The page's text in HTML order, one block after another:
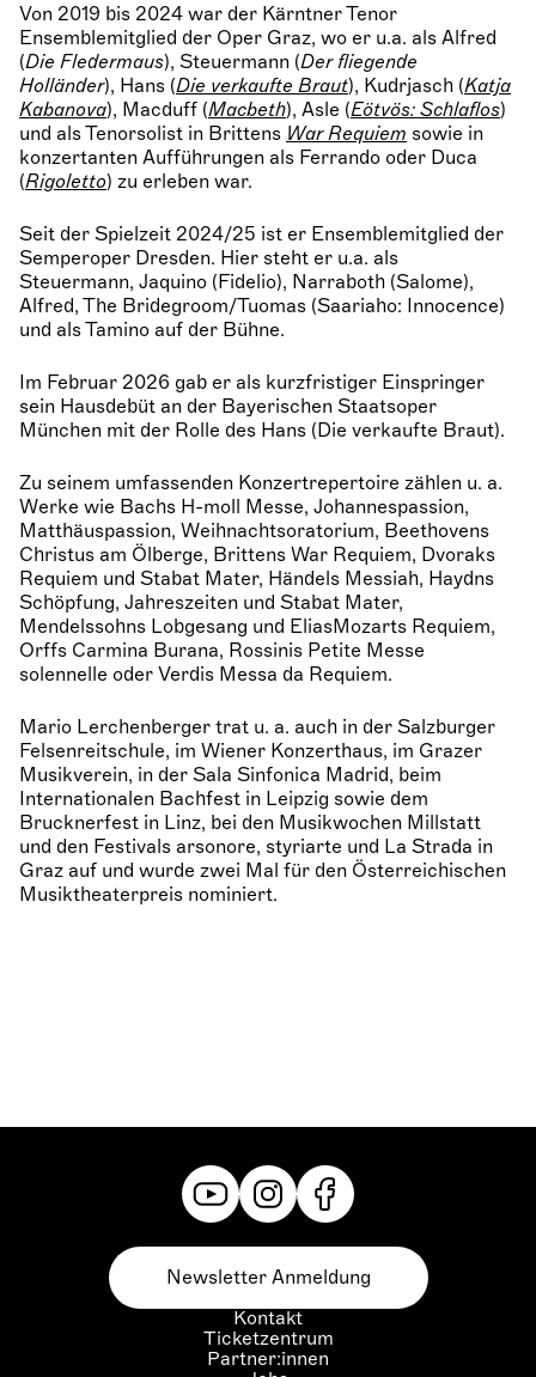
Von 2019 bis 2024 war der Kärntner Tenor
Ensemblemitglied der Oper Graz, wo er u.a. als Alfred
(Die Fledermaus), Steuermann (Der fliegende
Holländer), Hans (Die verkaufte Braut), Kudrjasch (Katja
Kabanova), Macduff (Macbeth), Asle (Eötvös: Schlaflos)
und als Tenorsolist in Brittens War Requiem sowie in
konzertanten Aufführungen als Ferrando oder Duca
(Rigoletto) zu erleben war.
Seit der Spielzeit 2024/25 ist er Ensemblemitglied der
Semperoper Dresden. Hier steht er u.a. als
Steuermann, Jaquino (Fidelio), Narraboth (Salome),
Alfred, The Bridegroom/Tuomas (Saariaho: Innocence)
und als Tamino auf der Bühne.
Im Februar 2026 gab er als kurzfristiger Einspringer
sein Hausdebüt an der Bayerischen Staatsoper
München mit der Rolle des Hans (Die verkaufte Braut).
Zu seinem umfassenden Konzertrepertoire zählen u. a.
Werke wie Bachs H-moll Messe, Johannespassion,
Matthäuspassion, Weihnachtsoratorium, Beethovens
Christus am Ölberge, Brittens War Requiem, Dvoraks
Requiem und Stabat Mater, Händels Messiah, Haydns
Schöpfung, Jahreszeiten und Stabat Mater,
Mendelssohns Lobgesang und EliasMozarts Requiem,
Orffs Carmina Burana, Rossinis Petite Messe
solennelle oder Verdis Messa da Requiem.
Mario Lerchenberger trat u. a. auch in der Salzburger
Felsenreitschule, im Wiener Konzerthaus, im Grazer
Musikverein, in der Sala Sinfonica Madrid, beim
Internationalen Bachfest in Leipzig sowie dem
Brucknerfest in Linz, bei den Musikwochen Millstatt
und den Festivals arsonore, styriarte und La Strada in
Graz auf und wurde zwei Mal für den Österreichischen
Musiktheaterpreis nominiert.
Kontakt
Ticketzentrum
Partner:innen
Newsletter Anmeldung